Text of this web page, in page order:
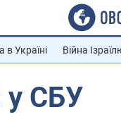
в Україні Війна
у СБУ